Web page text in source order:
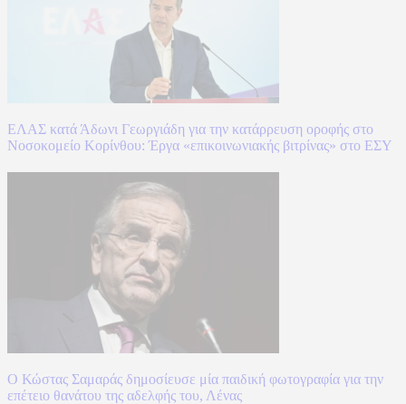
ΕΛΑΣ κατά Άδωνι Γεωργιάδη για την κατάρρευση οροφής στο
Νοσοκομείο Κορίνθου: Έργα «επικοινωνιακής βιτρίνας» στο ΕΣΥ
Ο Κώστας Σαμαράς δημοσίευσε μία παιδική φωτογραφία για την
επέτειο θανάτου της αδελφής του, Λένας